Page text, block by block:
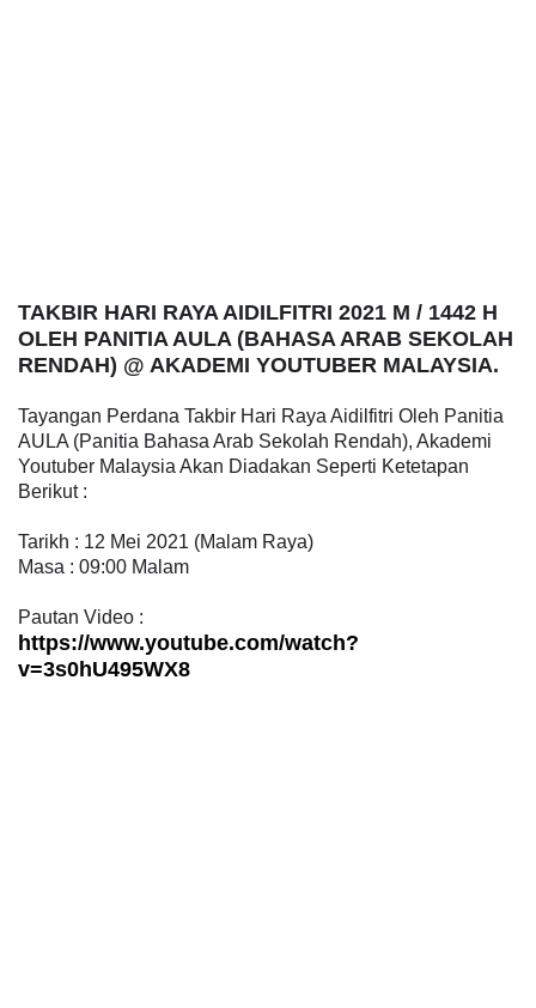
TAKBIR HARI RAYA AIDILFITRI 2021 M / 1442 H
OLEH PANITIA AULA (BAHASA ARAB SEKOLAH
RENDAH) @ AKADEMI YOUTUBER MALAYSIA.
Tayangan Perdana Takbir Hari Raya Aidilfitri Oleh Panitia
AULA (Panitia Bahasa Arab Sekolah Rendah), Akademi
Youtuber Malaysia Akan Diadakan Seperti Ketetapan
Berikut :
Tarikh : 12 Mei 2021 (Malam Raya)
Masa : 09:00 Malam
Pautan Video :
https://www.youtube.com/watch?
v=3s0hU495WX8